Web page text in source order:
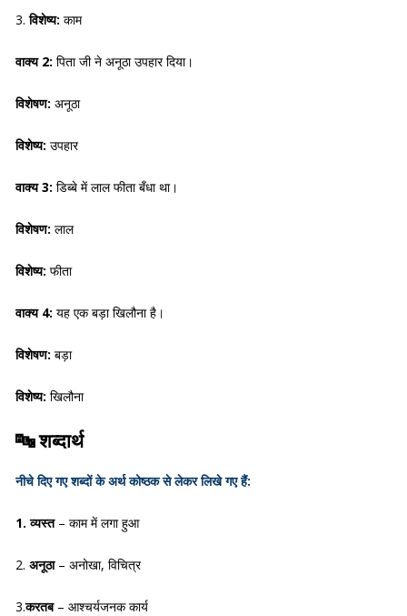
3.विशेष्य: काम
वाक्य 2: पिता जी ने अनूठा उपहार दिया।
विशेषण: अनूठा
विशेष्य: उपहार
वाक्य 3: डिब्बे में लाल फीता बँधा था।
विशेषण: लाल
विशेष्य: फीता
वाक्य 4: यह एक बड़ा खिलौना है।
विशेषण: बड़ा
विशेष्य: खिलौना
🔤शब्दार्थ
नीचे दिए गए शब्दों के अर्थ कोष्ठक से लेकर लिखे गए हैं:
1. व्यस्त– काम में लगा हुआ
2. अनूठा– अनोखा, विचित्र
3.करतब– आश्चर्यजनक कार्य